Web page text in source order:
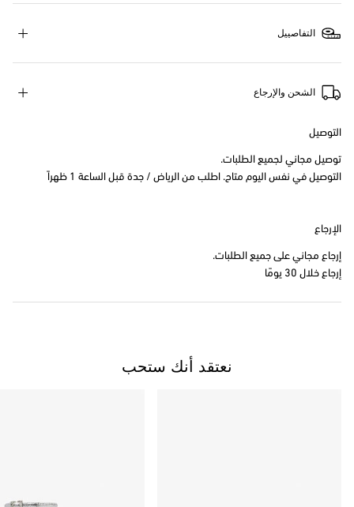
التفاصييل
الشحن والإرجاع
التوصيل
توصيل مجاني لجميع الطلبات.
التوصيل في نفس اليوم متاح. اطلب من الرياض / جدة قبل الساعة 1 ظهراً
الإرجاع
إرجاع مجاني على جميع الطلبات.
إرجاع خلال 30 يومًا
نعتقد أنك ستحب